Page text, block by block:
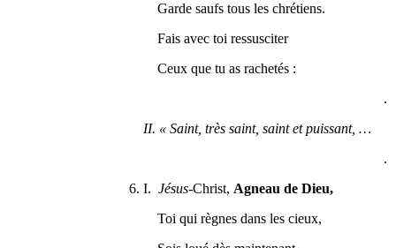
Garde saufs tous les chrétiens.
Fais avec toi ressusciter
Ceux que tu as rachetés :
.
II. « Saint, très saint, saint et puissant, …
.
6. I.Jésus-Christ, Agneau de Dieu,
Toi qui règnes dans les cieux,